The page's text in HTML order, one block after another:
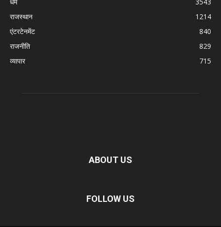
धर्म
3543
राजस्थान
1214
एंटरटेनमेंट
840
राजनीति
829
व्यापार
715
ABOUT US
FOLLOW US